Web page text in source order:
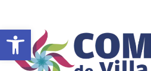
Abrir barra de